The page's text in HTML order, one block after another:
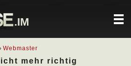
.IM
Webmaster
mehr richtig